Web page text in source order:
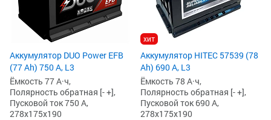
Аккумулятор DUO Power EFB
(77 Ah) 750 А, L3
Ёмкость 77 А·ч,
Полярность обратная [- +],
Пусковой ток 750 А,
278x175x190
хит
Аккумулятор HITEC 57539 (78
Ah) 690 А, L3
Ёмкость 78 А·ч,
Полярность обратная [- +],
Пусковой ток 690 А,
278x175x190